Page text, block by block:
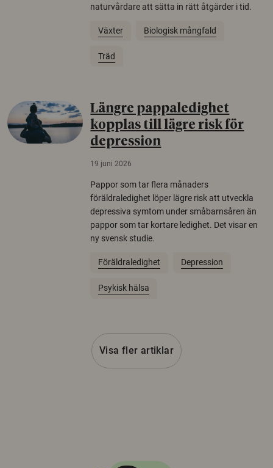
naturvårdare att sätta in rätt åtgärder i tid.
Växter Biologisk mångfald
Träd
Längre pappaledighet
kopplas till lägre risk för
depression
19 juni 2026
Pappor som tar flera månaders
föräldraledighet löper lägre risk att utveckla
depressiva symtom under småbarnsåren än
pappor som tar kortare ledighet. Det visar en
ny svensk studie.
Föräldraledighet Depression
Psykisk hälsa
Visa fler artiklar